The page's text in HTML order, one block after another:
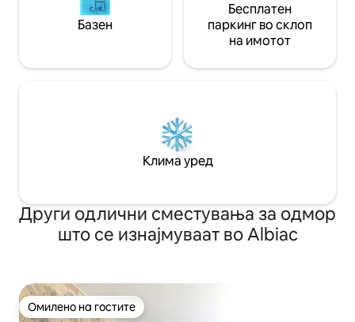
Базен
Бесплатен
паркинг во склоп
на имотот
Клима уред
Други одлични сместувања за одмор
што се изнајмуваат во Albiac
Омилено на гостите
Омилено на гостите